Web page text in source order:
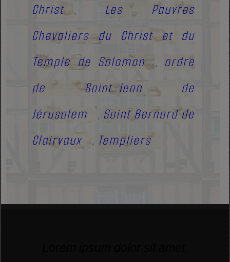
Christ
, Les Pauvres
Chevaliers du Christ et du
Temple de Salomon
, ordre
de Saint-Jean de
Jérusalem
, Saint Bernard de
Clairvaux
, Templiers